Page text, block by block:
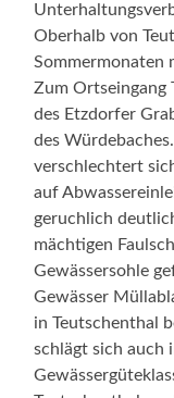
Oberhalb von
Sommermonaten
Zum Ortseingang
des Etzdorfer
des
verschlechtert
auf
geruchlich
mächtigen
Gewässersohle
Gewässer
in Teutschenthal
schlägt sich auch